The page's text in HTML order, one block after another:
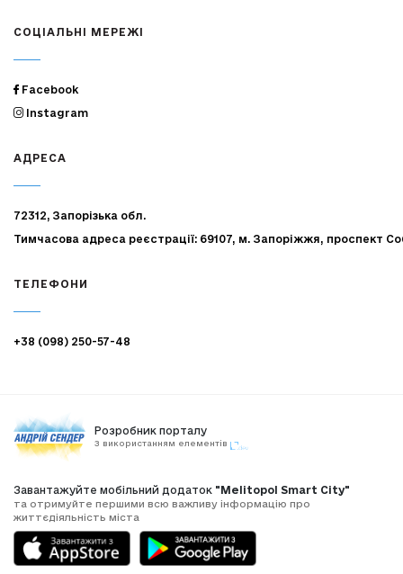
СОЦІАЛЬНІ МЕРЕЖІ
Facebook
Instagram
АДРЕСА
72312, Запорізька обл.
Тимчасова адреса реєстрації: 69107, м. Запоріжжя, проспект
ТЕЛЕФОНИ
+38 (098) 250-57-48
Розробник порталу
З використанням елементів
Завантажуйте мобільний додаток "Melitopol Smart City"
та отримуйте першими всю важливу інформацію про
життєдіяльність міста